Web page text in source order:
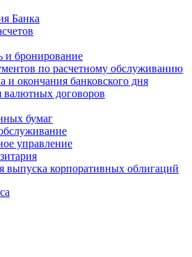
Банка
и бронирование
по расчетному обслуживанию
и окончания банковского дня
валютных договоров
бумаг
управление
выпуска корпоративных облигаций